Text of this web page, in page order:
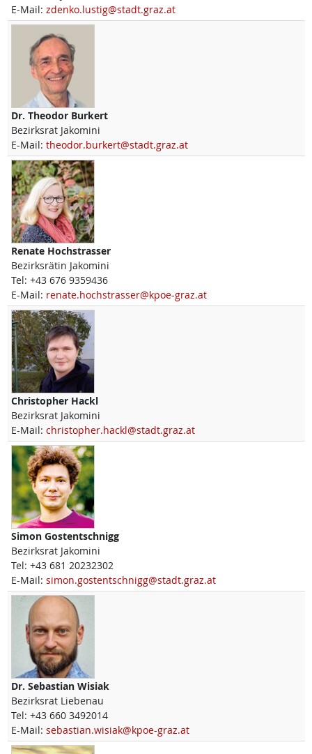
E-Mail: zdenko.lustig@stadt.graz.at
Dr. Theodor Burkert
Bezirksrat Jakomini
E-Mail: theodor.burkert@stadt.graz.at
Renate Hochstrasser
Bezirksrätin Jakomini
Tel: +43 676 9359436
E-Mail: renate.hochstrasser@kpoe-graz.at
Christopher Hackl
Bezirksrat Jakomini
E-Mail: christopher.hackl@stadt.graz.at
Simon Gostentschnigg
Bezirksrat Jakomini
Tel: +43 681 20232302
E-Mail: simon.gostentschnigg@stadt.graz.at
Dr. Sebastian Wisiak
Bezirksrat Liebenau
Tel: +43 660 3492014
E-Mail: sebastian.wisiak@kpoe-graz.at